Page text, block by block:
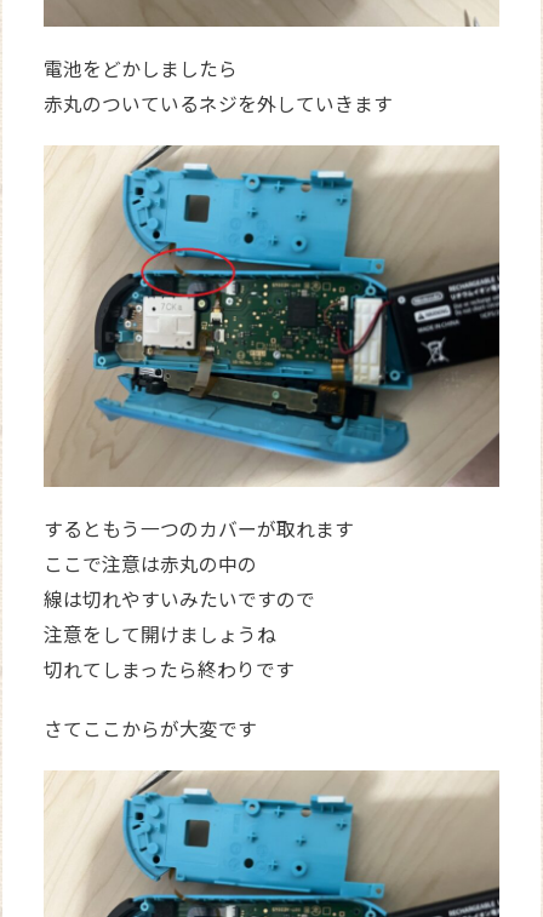
電池をどかしましたら
赤丸のついているネジを外していきます
するともう一つのカバーが取れます
ここで注意は赤丸の中の
線は切れやすいみたいですので
注意をして開けましょうね
切れてしまったら終わりです
さてここからが大変です